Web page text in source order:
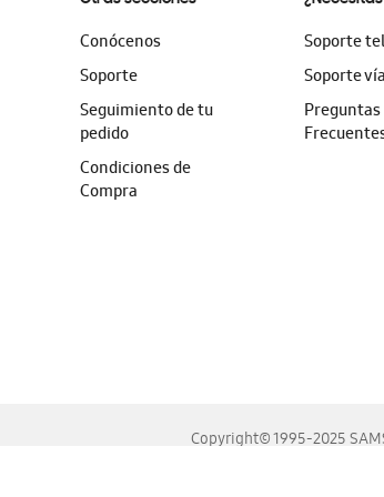
Conócenos
Soporte
Seguimiento de tu
pedido
Condiciones de
Compra
Soporte
Soporte
Preguntas
Copyright© 1995-2025